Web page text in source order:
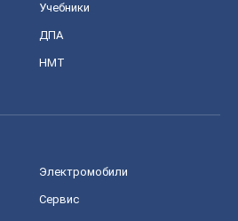
Учебники
ДПА
НМТ
Электромобили
Сервис